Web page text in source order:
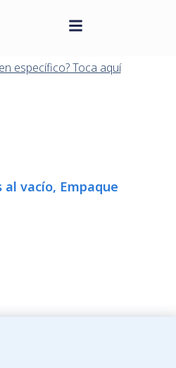
específico? Toca aquí
al vacío, Empaque